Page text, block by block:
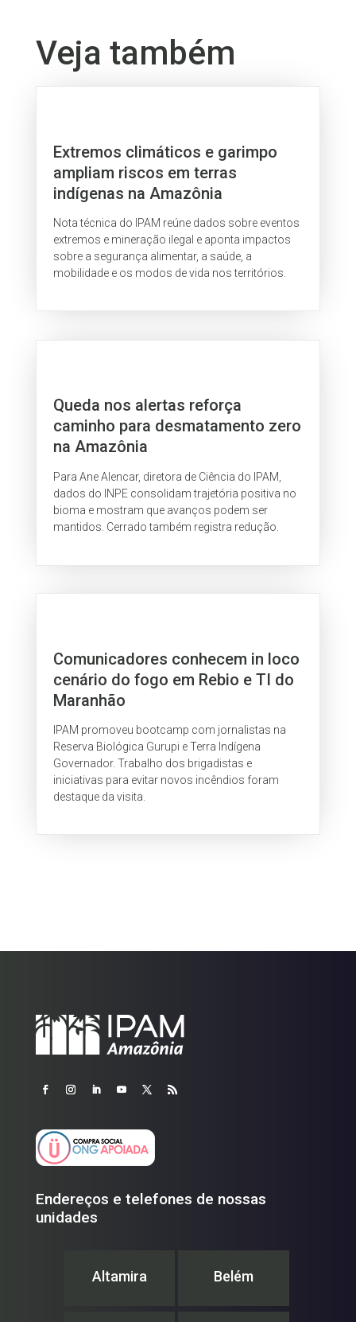
Veja também
Extremos climáticos e garimpo
ampliam riscos em terras
indígenas na Amazônia
Nota técnica do IPAM reúne dados sobre eventos
extremos e mineração ilegal e aponta impactos
sobre a segurança alimentar, a saúde, a
mobilidade e os modos de vida nos territórios.
Queda nos alertas reforça
caminho para desmatamento zero
na Amazônia
Para Ane Alencar, diretora de Ciência do IPAM,
dados do INPE consolidam trajetória positiva no
bioma e mostram que avanços podem ser
mantidos. Cerrado também registra redução.
Comunicadores conhecem in loco
cenário do fogo em Rebio e TI do
Maranhão
IPAM promoveu bootcamp com jornalistas na
Reserva Biológica Gurupi e Terra Indígena
Governador. Trabalho dos brigadistas e
iniciativas para evitar novos incêndios foram
destaque da visita.
Endereços e telefones de nossas
unidades
Altamira Belém